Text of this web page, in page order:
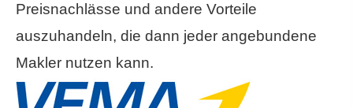
Preisnachlässe und andere Vorteile
auszuhandeln, die dann jeder angebundene
Makler nutzen kann.